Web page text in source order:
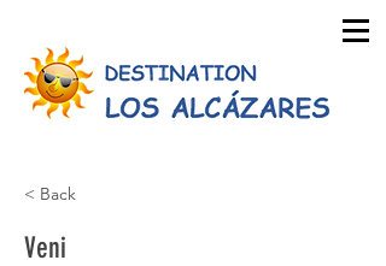
< Back
Veni